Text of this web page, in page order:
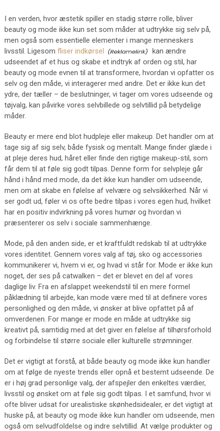
I en verden, hvor æstetik spiller en stadig større rolle, bliver
beauty og mode ikke kun set som måder at udtrykke sig selv på,
men også som essentielle elementer i mange menneskers
livsstil. Ligesom fliser indkørsel
kan ændre
udseendet af et hus og skabe et indtryk af orden og stil, har
beauty og mode evnen til at transformere, hvordan vi opfatter os
selv og den måde, vi interagerer med andre. Det er ikke kun det
ydre, der tæller – de beslutninger, vi tager om vores udseende og
tøjvalg, kan påvirke vores selvbillede og selvtillid på betydelige
måder.
Beauty er mere end blot hudpleje eller makeup. Det handler om at
tage sig af sig selv, både fysisk og mentalt. Mange finder glæde i
at pleje deres hud, håret eller finde den rigtige makeup-stil, som
får dem til at føle sig godt tilpas. Denne form for selvpleje går
hånd i hånd med mode, da det ikke kun handler om udseende,
men om at skabe en følelse af velvære og selvsikkerhed. Når vi
ser godt ud, føler vi os ofte bedre tilpas i vores egen hud, hvilket
har en positiv indvirkning på vores humør og hvordan vi
præsenterer os selv i sociale sammenhænge.
Mode, på den anden side, er et kraftfuldt redskab til at udtrykke
vores identitet. Gennem vores valg af tøj, sko og accessories
kommunikerer vi, hvem vi er, og hvad vi står for. Mode er ikke kun
noget, der ses på catwalken – det er blevet en del af vores
daglige liv. Fra en afslappet weekendstil til en mere formel
påklædning til arbejde, kan mode være med til at definere vores
personlighed og den måde, vi ønsker at blive opfattet på af
omverdenen. For mange er mode en måde at udtrykke sig
kreativt på, samtidig med at det giver en følelse af tilhørsforhold
og forbindelse til større sociale eller kulturelle strømninger.
Det er vigtigt at forstå, at både beauty og mode ikke kun handler
om at følge de nyeste trends eller opnå et bestemt udseende. De
er i høj grad personlige valg, der afspejler den enkeltes værdier,
livsstil og ønsket om at føle sig godt tilpas. I et samfund, hvor vi
ofte bliver udsat for urealistiske skønhedsidealer, er det vigtigt at
huske på, at beauty og mode ikke kun handler om udseende, men
også om selvudfoldelse og indre selvtillid. At vælge produkter og